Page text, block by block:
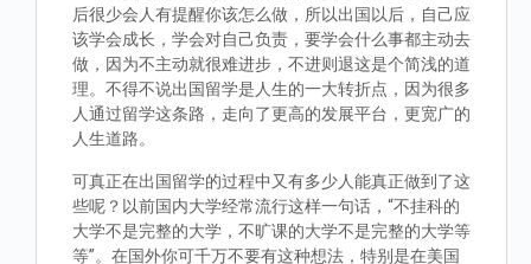
后很少会人有提醒你该怎么做，所以出国以后，自己应
该学会成长，学会对自己负责，要学会什么事都主动去
做，因为不主动就很难进步，不进则退这是个简浅的道
理。不得不说出国留学是人生的一大转折点，因为很多
人通过留学这条路，走向了更高的发展平台，更宽广的
人生道路。
可真正在出国留学的过程中又有多少人能真正做到了这
些呢？以前国内大学经常流行这样一句话，“不挂科的
大学不是完整的大学，不旷课的大学不是完整的大学等
等”。在国外你可千万不要有这种想法，特别是在美国